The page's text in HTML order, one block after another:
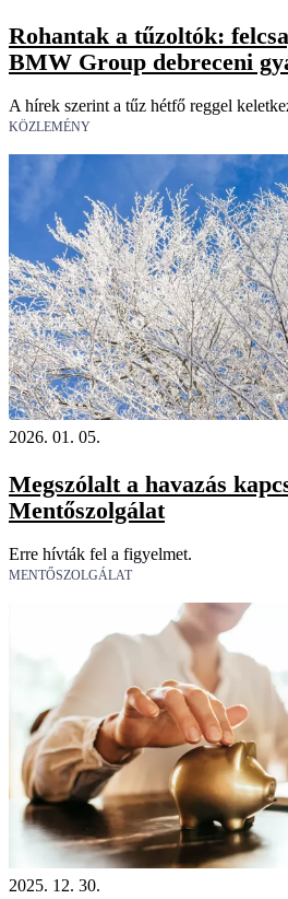
Rohantak a tűzoltók:
BMW Group debreceni
A hírek szerint a tűz hétfő reggel
KÖZLEMÉNY
2026. 01. 05.
Megszólalt a havazás
Mentőszolgálat
Erre hívták fel a figyelmet.
MENTŐSZOLGÁLAT
2025. 12. 30.